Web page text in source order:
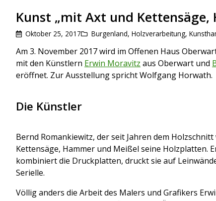
Kunst „mit Axt und Kettensäge,
Oktober 25, 2017 Burgenland, Holzverarbeitung,
Am 3. November 2017 wird im Offenen Haus
mit den Künstlern Erwin Moravitz aus Oberwart und
eröffnet. Zur Ausstellung spricht Wolfgang Horwath.
Die Künstler
Bernd Romankiewitz, der seit Jahren dem
Kettensäge, Hammer und Meißel seine Holzplatten.
kombiniert die Druckplatten, druckt sie auf
Serielle.
Völlig anders die Arbeit des Malers und Grafikers